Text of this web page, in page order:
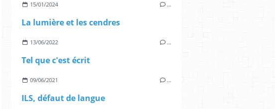
15/01/2024 …
La lumière et les cendres
13/06/2022 …
Tel que c'est écrit
09/06/2021 …
ILS, défaut de langue